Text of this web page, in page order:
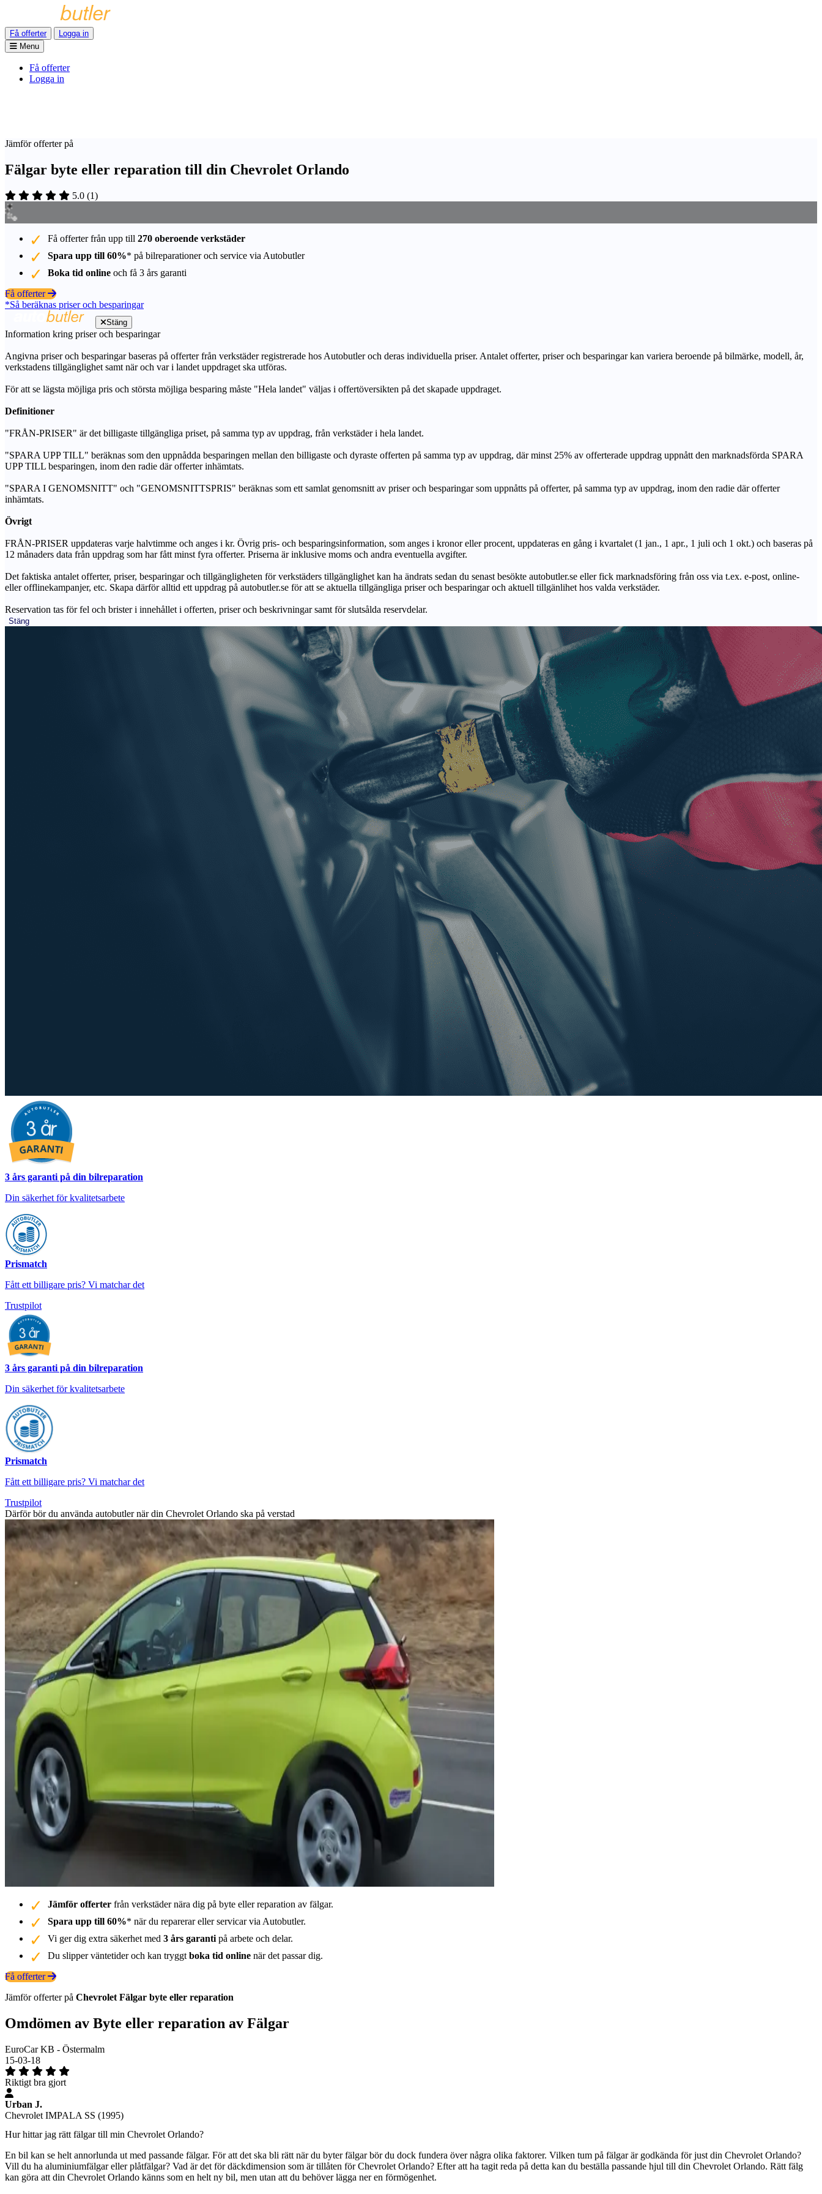
Få offerter
Logga in
Menu
Få offerter
Logga in
Jämför offerter på
Fälgar byte eller reparation till din Chevrolet Orlando
5.0 (1)
Få offerter från upp till 270 oberoende verkstäder
Spara upp till 60%* på bilreparationer och service via Autobutler
Boka tid online och få 3 års garanti
Få offerter
*Så beräknas priser och besparingar
Stäng
Information kring priser och besparingar
Angivna priser och besparingar baseras på offerter från verkstäder registrerade hos Autobutler och deras individuella priser. Antalet offerter, priser och besparingar kan variera beroende på bilmärke, modell, år,
verkstadens tillgänglighet samt när och var i landet uppdraget ska utföras.
För att se lägsta möjliga pris och största möjliga besparing måste "Hela landet" väljas i offertöversikten på det skapade uppdraget.
Definitioner
"FRÅN-PRISER" är det billigaste tillgängliga priset, på samma typ av uppdrag, från verkstäder i hela landet.
"SPARA UPP TILL" beräknas som den uppnådda besparingen mellan den billigaste och dyraste offerten på samma typ av uppdrag, där minst 25% av offerterade uppdrag uppnått den marknadsförda SPARA
UPP TILL besparingen, inom den radie där offerter inhämtats.
"SPARA I GENOMSNITT" och "GENOMSNITTSPRIS" beräknas som ett samlat genomsnitt av priser och besparingar som uppnåtts på offerter, på samma typ av uppdrag, inom den radie där offerter
inhämtats.
Övrigt
FRÅN-PRISER uppdateras varje halvtimme och anges i kr. Övrig pris- och besparingsinformation, som anges i kronor eller procent, uppdateras en gång i kvartalet (1 jan., 1 apr., 1 juli och 1 okt.) och baseras på
12 månaders data från uppdrag som har fått minst fyra offerter. Priserna är inklusive moms och andra eventuella avgifter.
Det faktiska antalet offerter, priser, besparingar och tillgängligheten för verkstäders tillgänglighet kan ha ändrats sedan du senast besökte autobutler.se eller fick marknadsföring från oss via t.ex. e-post, online-
eller offlinekampanjer, etc. Skapa därför alltid ett uppdrag på autobutler.se för att se aktuella tillgängliga priser och besparingar och aktuell tillgänlihet hos valda verkstäder.
Reservation tas för fel och brister i innehållet i offerten, priser och beskrivningar samt för slutsålda reservdelar.
Stäng
3 års garanti på din bilreparation
Din säkerhet för kvalitetsarbete
Prismatch
Fått ett billigare pris? Vi matchar det
Trustpilot
3 års garanti på din bilreparation
Din säkerhet för kvalitetsarbete
Prismatch
Fått ett billigare pris? Vi matchar det
Trustpilot
Därför bör du använda autobutler när din Chevrolet Orlando ska på verstad
Jämför offerter från verkstäder nära dig på byte eller reparation av fälgar.
Spara upp till 60%* när du reparerar eller servicar via Autobutler.
Vi ger dig extra säkerhet med 3 års garanti på arbete och delar.
Du slipper väntetider och kan tryggt boka tid online när det passar dig.
Få offerter
Jämför offerter på Chevrolet Fälgar byte eller reparation
Omdömen av Byte eller reparation av Fälgar
EuroCar KB - Östermalm
15-03-18
Riktigt bra gjort
Urban J.
Chevrolet IMPALA SS (1995)
Hur hittar jag rätt fälgar till min Chevrolet Orlando?
En bil kan se helt annorlunda ut med passande fälgar. För att det ska bli rätt när du byter fälgar bör du dock fundera över några olika faktorer. Vilken tum på fälgar är godkända för just din Chevrolet Orlando?
Vill du ha aluminiumfälgar eller plåtfälgar? Vad är det för däckdimension som är tillåten för Chevrolet Orlando? Efter att ha tagit reda på detta kan du beställa passande hjul till din Chevrolet Orlando. Rätt fälg
kan göra att din Chevrolet Orlando känns som en helt ny bil, men utan att du behöver lägga ner en förmögenhet.